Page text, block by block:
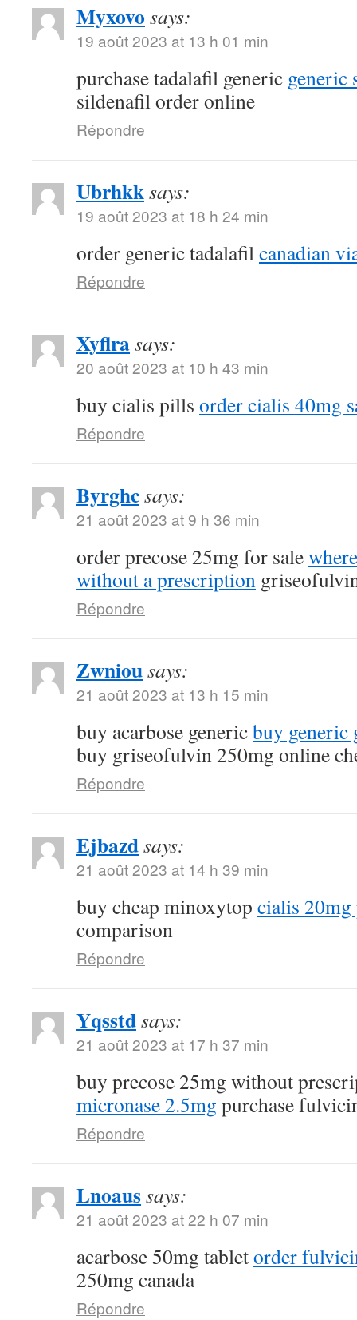
Myxovo says:
19 août 2023 at 13 h 01 min
purchase tadalafil generic generic
sildenafil order online
Répondre
Ubrhkksays:
19 août 2023 at 18 h 24 min
order generic tadalafilcanadian
Répondre
Xyflrasays:
20 août 2023 at 10 h 43 min
buy cialis pills order cialis 40mg
Répondre
Byrghcsays:
21 août 2023 at 9 h 36 min
order precose 25mg for sale
without a prescription
Répondre
Zwniousays:
21 août 2023 at 13 h 15 min
buy acarbose genericbuy generic
buy griseofulvin 250mg online
Répondre
Ejbazdsays:
21 août 2023 at 14 h 39 min
buy cheap minoxytop cialis
comparison
Répondre
Yqsstdsays:
21 août 2023 at 17 h 37 min
buy precose 25mg without
micronase 2.5mg purchase
Répondre
Lnoaussays:
21 août 2023 at 22 h 07 min
acarbose 50mg tabletorder
250mg canada
Répondre